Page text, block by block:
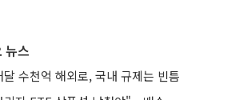
뉴스
수천억 해외로, 국내 규제는 빈틈